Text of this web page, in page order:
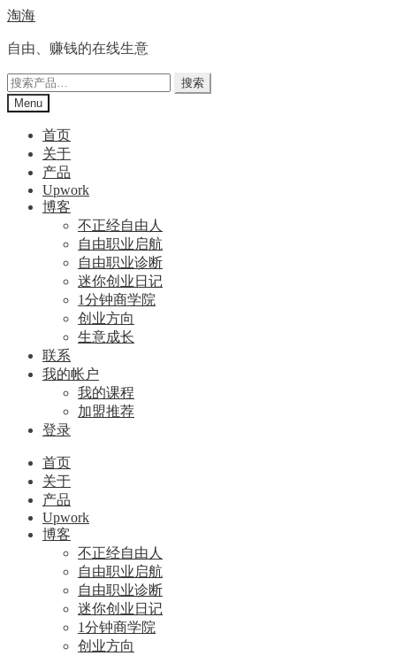
Skip
navigation
Skip
content
淘海
自由、赚钱的在线生意
搜
索：
搜索
Menu
首页
关于
产品
Upwork
博客
不正经自由人
自由职业启航
自由职业诊断
迷你创业日记
1分钟商学院
创业方向
生意成长
联系
我的帐户
我的课程
加盟推荐
登录
首页
关于
产品
Upwork
博客
不正经自由人
自由职业启航
自由职业诊断
迷你创业日记
1分钟商学院
创业方向